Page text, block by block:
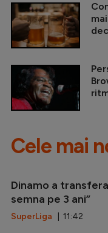
Cele mai
Dinamo a
semna pe 3 ani”
SuperLiga | 11:42